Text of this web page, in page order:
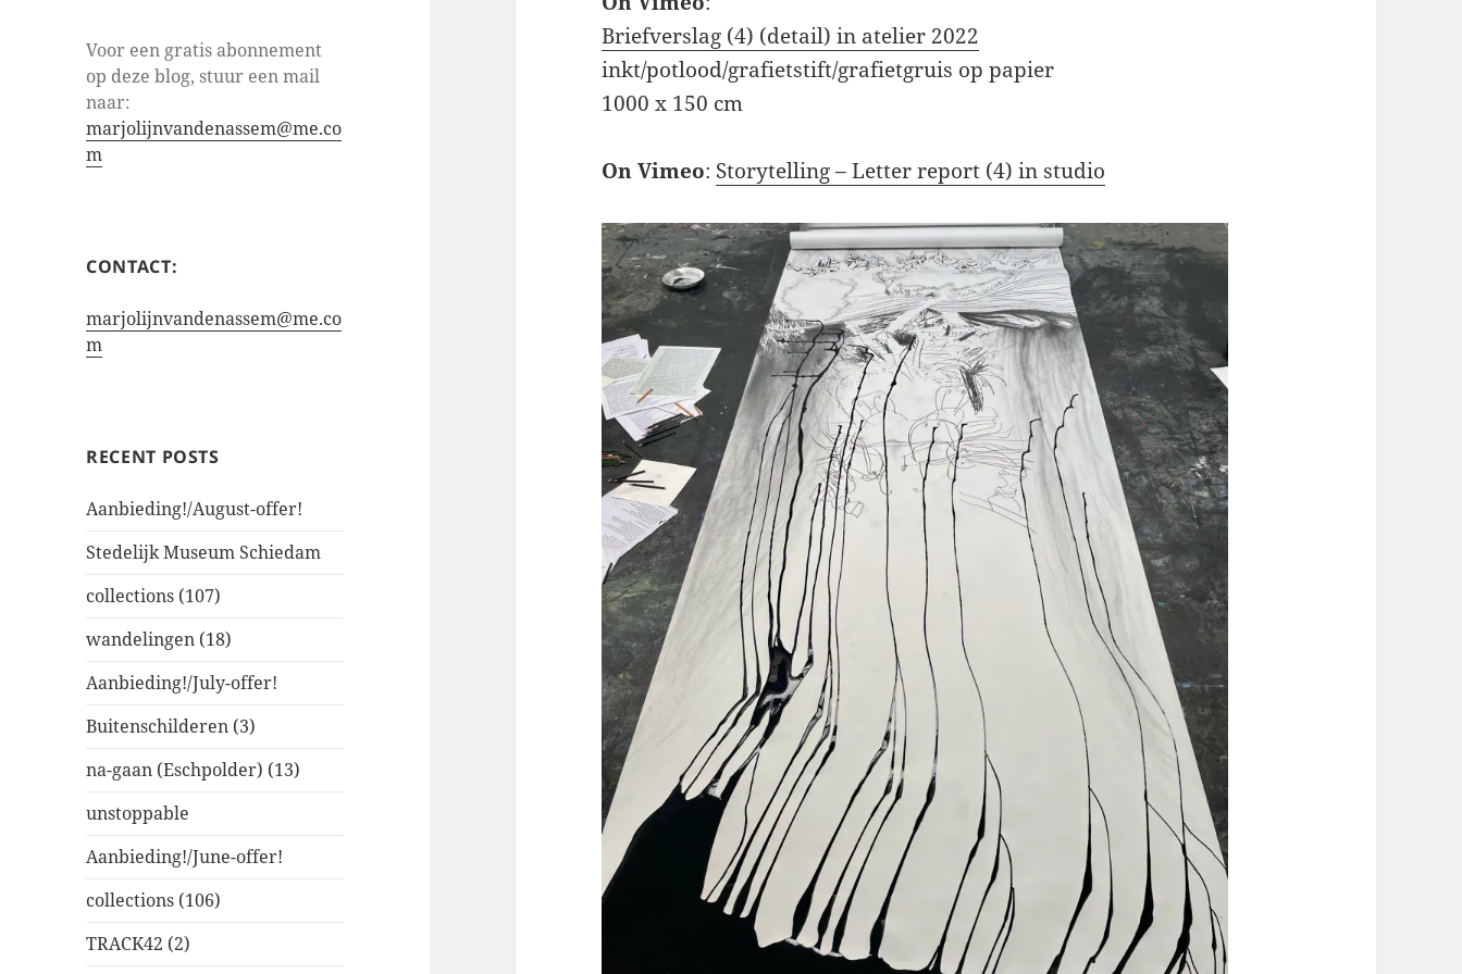
Voor een gratis abonnement
op deze blog, stuur een mail
naar:
marjolijnvandenassem@me.co
m
CONTACT:
marjolijnvandenassem@me.co
m
RECENT POSTS
Aanbieding!/August-offer!
Stedelijk Museum Schiedam
collections (107)
wandelingen (18)
Aanbieding!/July-offer!
Buitenschilderen (3)
na-gaan (Eschpolder) (13)
unstoppable
Aanbieding!/June-offer!
collections (106)
TRACK42 (2)
Briefverslag (4) (detail) in atelier 2022
inkt/potlood/grafietstift/grafietgruis op papier
1000 x 150 cm
On Vimeo: Storytelling – Letter report (4) in studio